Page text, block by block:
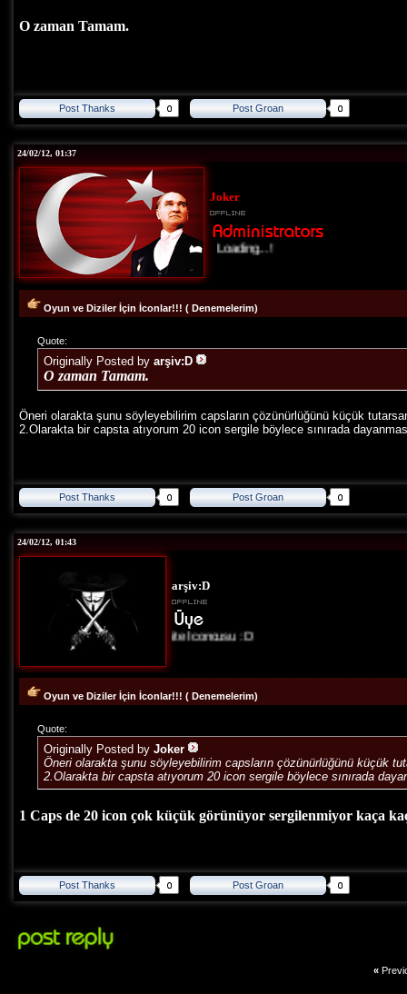
O zaman Tamam.
Post Thanks Post Groan
24/02/12, 01:37
Joker
Loading...!
Oyun ve Diziler İçin İconlar!!! ( Denemelerim)
Quote:
Originally Posted by arşiv:D
O zaman Tamam.
Öneri olarakta şunu söyleyebilirim capsların çözünürlüğünü küçük
2.Olarakta bir capsta atıyorum 20 icon sergile böylece sınırada
Post Thanks Post Groan
24/02/12, 01:43
arşiv:D
Site İconcusu :D
Oyun ve Diziler İçin İconlar!!! ( Denemelerim)
Quote:
Originally Posted by Joker
Öneri olarakta şunu söyleyebilirim capsların çözünürlüğünü küçük
2.Olarakta bir capsta atıyorum 20 icon sergile böylece sınırada
1 Caps de 20 icon çok küçük görünüyor sergilenmiyor kaça
Post Thanks Post Groan
«